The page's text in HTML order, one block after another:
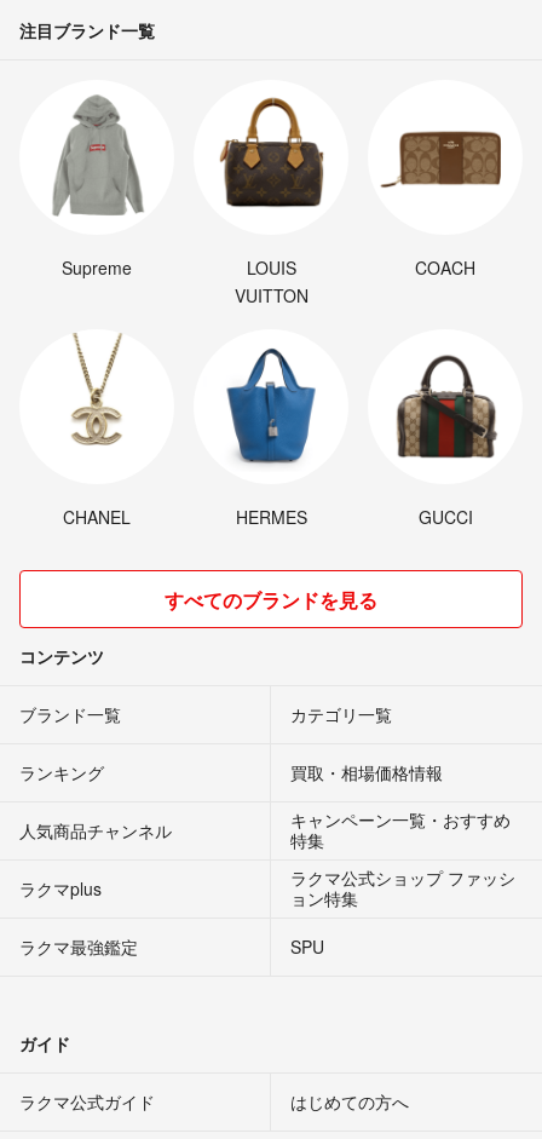
注目ブランド一覧
Supreme
LOUIS
VUITTON
COACH
CHANEL HERMES GUCCI
すべてのブランドを見る
コンテンツ
ブランド一覧 カテゴリ一覧
ランキング 買取・相場価格情報
人気商品チャンネル
キャンペーン一覧・おすすめ
特集
ラクマplus
ラクマ公式ショップ ファッシ
ョン特集
ラクマ最強鑑定
SPU
ガイド
ラクマ公式ガイド はじめての方へ